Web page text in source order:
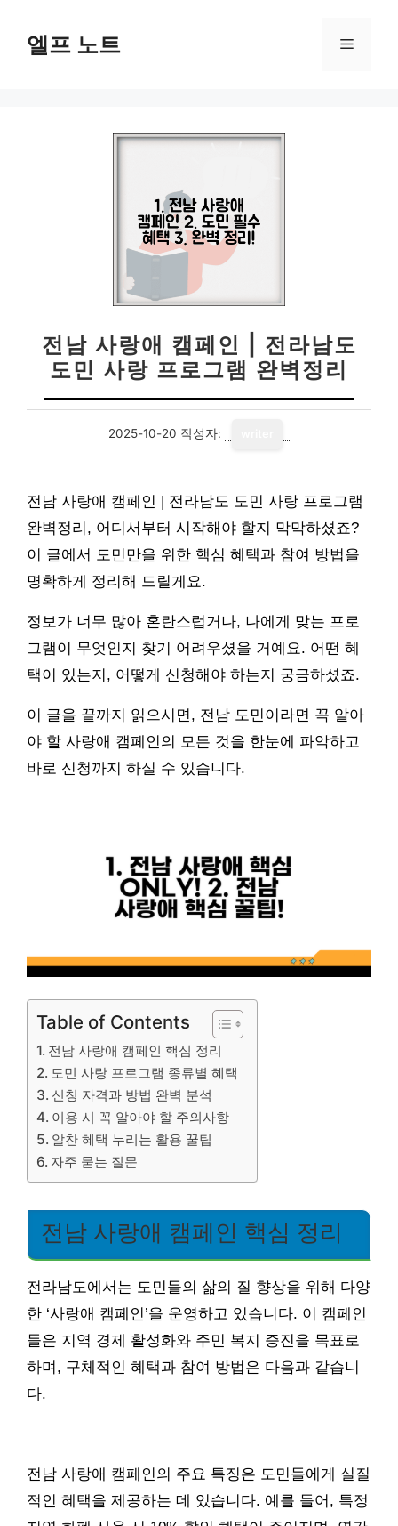
엘프 노트 메
전남 사랑애 캠페인 | 전라남도
도민 사랑 프로그램 완벽정리
2025-10-20 작성자:
전남 사랑애 캠페인 | 전라남도 도민 사랑 프로그램
완벽정리, 어디서부터 시작해야 할지 막막하셨죠?
이 글에서 도민만을 위한 핵심 혜택과 참여 방법을
명확하게 정리해 드릴게요.
정보가 너무 많아 혼란스럽거나, 나에게 맞는 프로
그램이 무엇인지 찾기 어려우셨을 거예요. 어떤 혜
택이 있는지, 어떻게 신청해야 하는지 궁금하셨죠.
이 글을 끝까지 읽으시면, 전남 도민이라면 꼭 알아
야 할 사랑애 캠페인의 모든 것을 한눈에 파악하고
바로 신청까지 하실 수 있습니다.
Table of Contents
전남 사랑애 캠페인 핵심 정리
도민 사랑 프로그램 종류별 혜택
신청 자격과 방법 완벽 분석
이용 시 꼭 알아야 할 주의사항
알찬 혜택 누리는 활용 꿀팁
자주 묻는 질문
전남 사랑애 캠페인 핵심 정리
전라남도에서는 도민들의 삶의 질 향상을 위해 다양
한 ‘사랑애 캠페인’을 운영하고 있습니다. 이 캠페인
들은 지역 경제 활성화와 주민 복지 증진을 목표로
하며, 구체적인 혜택과 참여 방법은 다음과 같습니
다.
전남 사랑애 캠페인의 주요 특징은 도민들에게 실질
적인 혜택을 제공하는 데 있습니다. 예를 들어, 특정